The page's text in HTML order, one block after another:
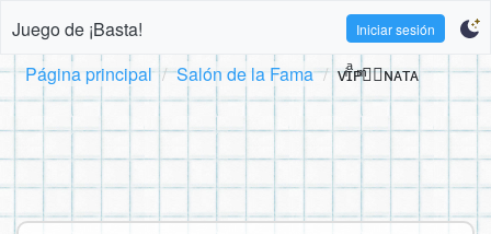
Juego de ¡Basta! Iniciar sesión
Página principal Salón de la Fama ᴠͥɪͣᴘͫ✮⃝ɴᴀᴛᴀ